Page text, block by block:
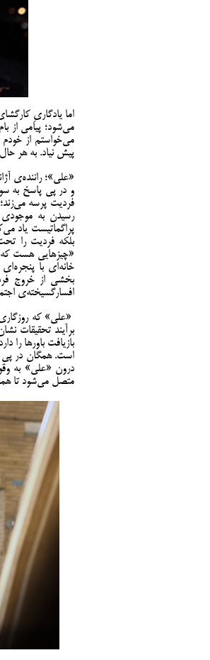
اما یادگاریِ
می‌شود؛ پیامی از
می‌خواستم از
پیش نیاد. به هر
«علی»؛ راننده‌ی
و در پی پاسخ به
فردیت پرسه
رسیدن به موجودی
پراگماتیست یاد
بلکه فردیت را
«چیزهایی هست که
خانه‌ای با
بخشی از خروج
افسارگسیخته‌ی
«علی» که
برآیند تحقیقات
بازیافت باورها را
است. همگان در پی
درون «علی» به
متصل می‌شود تا